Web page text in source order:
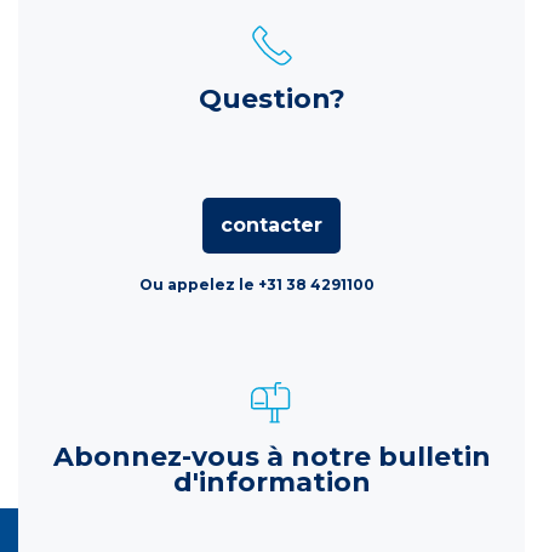
Question?
contacter
Ou appelez le +31 38 4291100
Abonnez-vous à notre bulletin
d'information